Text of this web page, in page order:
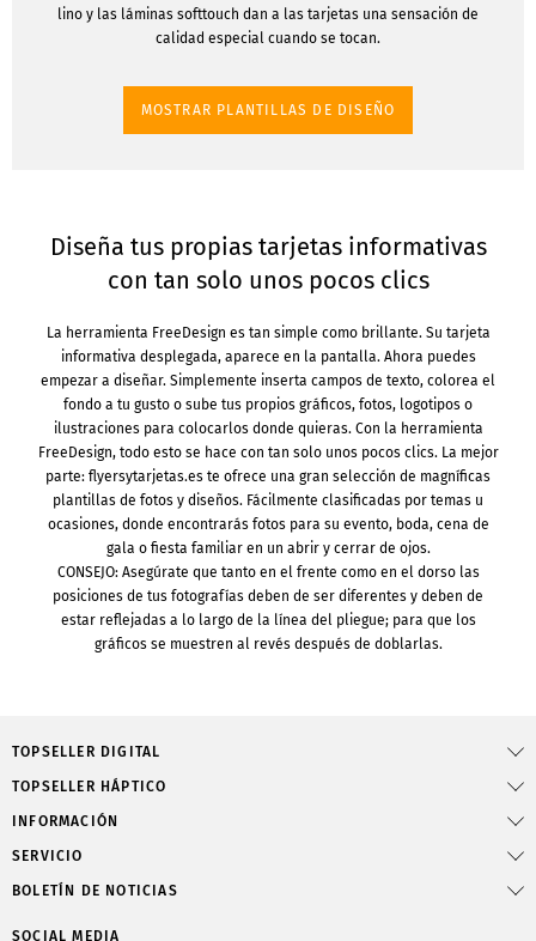
lino y las láminas softtouch dan a las tarjetas una sensación de
calidad especial cuando se tocan.
MOSTRAR PLANTILLAS DE DISEÑO
Diseña tus propias tarjetas informativas
con tan solo unos pocos clics
La herramienta FreeDesign es tan simple como brillante. Su tarjeta
informativa desplegada, aparece en la pantalla. Ahora puedes
empezar a diseñar. Simplemente inserta campos de texto, colorea el
fondo a tu gusto o sube tus propios gráficos, fotos, logotipos o
ilustraciones para colocarlos donde quieras. Con la herramienta
FreeDesign, todo esto se hace con tan solo unos pocos clics. La mejor
parte: flyersytarjetas.es te ofrece una gran selección de magníficas
plantillas de fotos y diseños. Fácilmente clasificadas por temas u
ocasiones, donde encontrarás fotos para su evento, boda, cena de
gala o fiesta familiar en un abrir y cerrar de ojos.
CONSEJO: Asegúrate que tanto en el frente como en el dorso las
posiciones de tus fotografías deben de ser diferentes y deben de
estar reflejadas a lo largo de la línea del pliegue; para que los
gráficos se muestren al revés después de doblarlas.
TOPSELLER DIGITAL
TOPSELLER HÁPTICO
INFORMACIÓN
SERVICIO
BOLETÍN DE NOTICIAS
SOCIAL MEDIA